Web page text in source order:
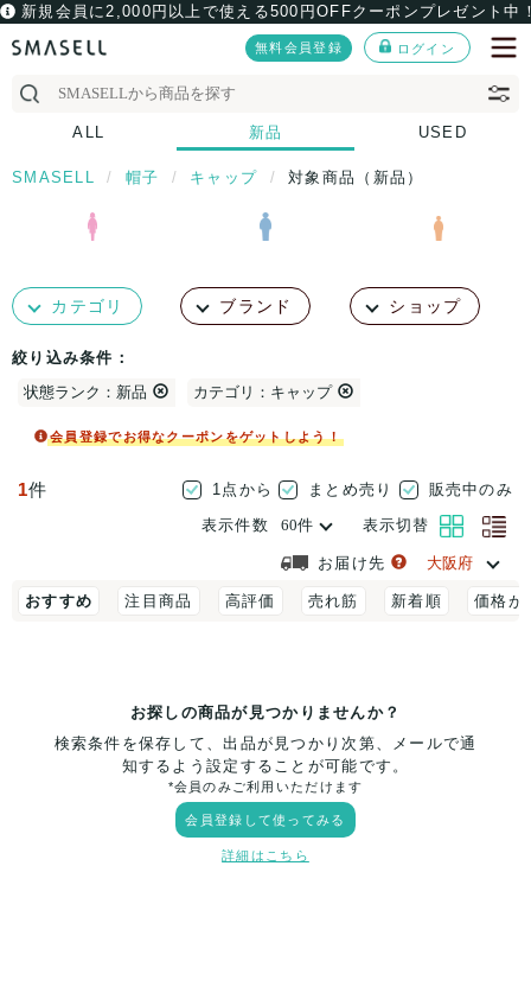
新規会員に2,000円以上で使える500円OFFクーポンプレゼント中
無料会員登録 ログイン
ALL 新品 USED
SMASELL 帽子 キャップ 対象商品（新品）
カテゴリ ブランド ショップ
絞り込み条件：
状態ランク：新品 カテゴリ：キャップ
会員登録でお得なクーポンをゲットしよう！
1件 1点から まとめ売り
販売中のみ
表示件数
表示切替
お届け先
おすすめ 注目商品 高評価 売れ筋 新着順 価格が
お探しの商品が見つかりませんか？
検索条件を保存して、出品が見つかり次第、メールで通
知するよう設定することが可能です。
*会員のみご利用いただけます
会員登録して使ってみる
詳細はこちら